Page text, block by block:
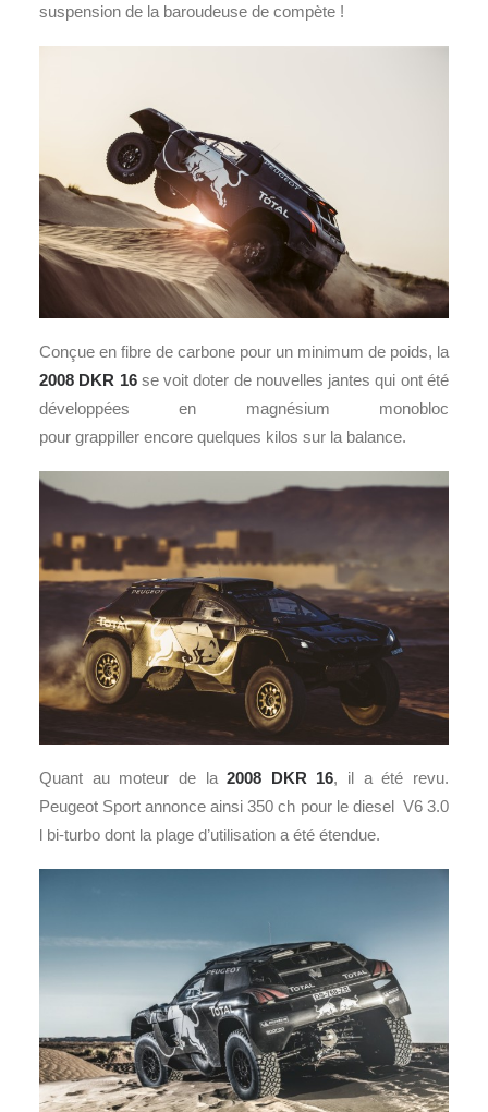
suspension de la baroudeuse de compète !
Conçue en fibre de carbone pour un minimum de poids, la
2008 DKR 16se voit doter de nouvelles jantes qui ont été
développées en magnésium monobloc
pour grappiller encore quelques kilos sur la balance.
Quant au moteur de la2008 DKR 16, il a été revu.
Peugeot Sport annonce ainsi 350 ch pour le diesel V6 3.0
l bi-turbo dont la plage d’utilisation a été étendue.